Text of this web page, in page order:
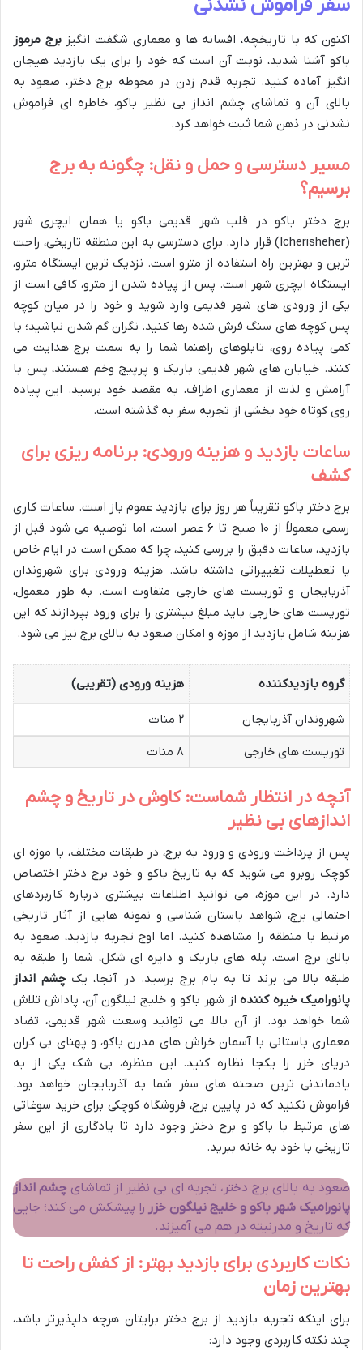
سفر فراموش نشدنی
اکنون که با تاریخچه، افسانه ها و معماری شگفت انگیزبرج مرموز
باکو آشنا شدید، نوبت آن است که خود را برای یک بازدید هیجان
انگیز آماده کنید. تجربه قدم زدن در محوطه برج دختر، صعود به
بالای آن و تماشای چشم انداز بی نظیر باکو، خاطره ای فراموش
نشدنی در ذهن شما ثبت خواهد کرد.
مسیر دسترسی و حمل و نقل: چگونه به برج
برسیم؟
برج دختر باکو در قلب شهر قدیمی باکو یا همان ایچری شهر
(Icherisheher) قرار دارد. برای دسترسی به این منطقه تاریخی، راحت
ترین و بهترین راه استفاده از مترو است. نزدیک ترین ایستگاه مترو،
ایستگاه ایچری شهر است. پس از پیاده شدن از مترو، کافی است از
یکی از ورودی های شهر قدیمی وارد شوید و خود را در میان کوچه
پس کوچه های سنگ فرش شده رها کنید. نگران گم شدن نباشید؛ با
کمی پیاده روی، تابلوهای راهنما شما را به سمت برج هدایت می
کنند. خیابان های شهر قدیمی باریک و پرپیچ وخم هستند، پس با
آرامش و لذت از معماری اطراف، به مقصد خود برسید. این پیاده
روی کوتاه خود بخشی از تجربه سفر به گذشته است.
ساعات بازدید و هزینه ورودی: برنامه ریزی برای
کشف
برج دختر باکو تقریباً هر روز برای بازدید عموم باز است. ساعات کاری
رسمی معمولاً از ۱۰ صبح تا ۶ عصر است، اما توصیه می شود قبل از
بازدید، ساعات دقیق را بررسی کنید، چرا که ممکن است در ایام خاص
یا تعطیلات تغییراتی داشته باشد. هزینه ورودی برای شهروندان
آذربایجان و توریست های خارجی متفاوت است. به طور معمول،
توریست های خارجی باید مبلغ بیشتری را برای ورود بپردازند که این
هزینه شامل بازدید از موزه و امکان صعود به بالای برج نیز می شود.
گروه بازدیدکننده هزینه ورودی (تقریبی)
شهروندان آذربایجان
۲ منات
توریست های خارجی
۸ منات
آنچه در انتظار شماست: کاوش در تاریخ و چشم
اندازهای بی نظیر
پس از پرداخت ورودی و ورود به برج، در طبقات مختلف، با موزه ای
کوچک روبرو می شوید که به تاریخ باکو و خود برج دختر اختصاص
دارد. در این موزه، می توانید اطلاعات بیشتری درباره کاربردهای
احتمالی برج، شواهد باستان شناسی و نمونه هایی از آثار تاریخی
مرتبط با منطقه را مشاهده کنید. اما اوج تجربه بازدید، صعود به
بالای برج است. پله های باریک و دایره ای شکل، شما را طبقه به
طبقه بالا می برند تا به بام برج برسید. در آنجا، یک چشم انداز
پانورامیک خیره کنندهاز شهر باکو و خلیج نیلگون آن، پاداش تلاش
شما خواهد بود. از آن بالا، می توانید وسعت شهر قدیمی، تضاد
معماری باستانی با آسمان خراش های مدرن باکو، و پهنای بی کران
دریای خزر را یکجا نظاره کنید. این منظره، بی شک یکی از به
یادماندنی ترین صحنه های سفر شما به آذربایجان خواهد بود.
فراموش نکنید که در پایین برج، فروشگاه کوچکی برای خرید سوغاتی
های مرتبط با باکو و برج دختر وجود دارد تا یادگاری از این سفر
تاریخی با خود به خانه ببرید.
صعود به بالای برج دختر، تجربه ای بی نظیر از تماشای چشم انداز
پانورامیک شهر باکو و خلیج نیلگون خزر را پیشکش می کند؛ جایی
که تاریخ و مدرنیته در هم می آمیزند.
نکات کاربردی برای بازدید بهتر: از کفش راحت تا
بهترین زمان
برای اینکه تجربه بازدید از برج دختر برایتان هرچه دلپذیرتر باشد،
چند نکته کاربردی وجود دارد: